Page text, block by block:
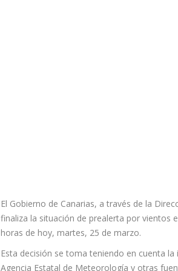
El Gobierno de Canarias, a través de la
finaliza la situación de prealerta por vientos
horas de hoy, martes, 25 de marzo.
Esta decisión se toma teniendo en cuenta
Agencia Estatal de Meteorología y otras